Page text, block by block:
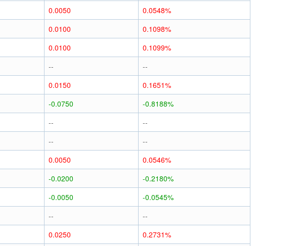
0.0050
0.0548%
0.0100
0.1098%
0.0100
0.1099%
--
--
0.0150
0.1651%
-0.0750
-0.8188%
--
--
--
--
0.0050
0.0546%
-0.0200
-0.2180%
-0.0050
-0.0545%
--
--
0.0250 0.2731%